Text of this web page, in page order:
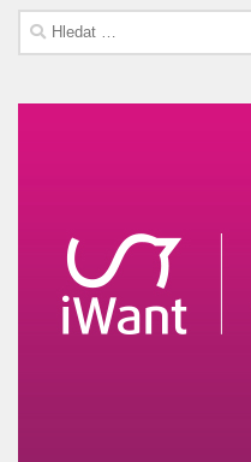
Vyhledávání